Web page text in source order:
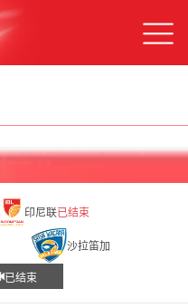
印尼联已结束
沙拉笛加
已结束